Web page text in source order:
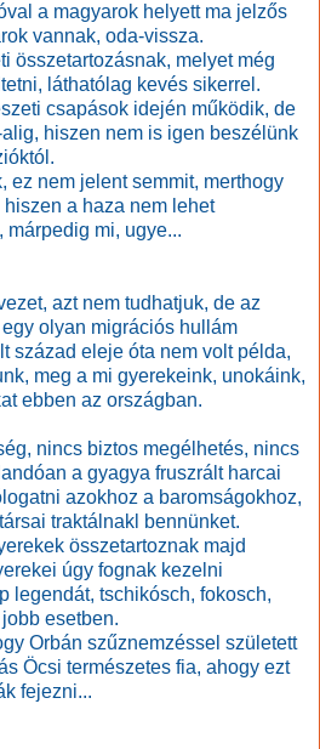
a magyarok helyett ma jelzős
vannak, oda-vissza.
összetartozásnak, melyet még
láthatólag kevés sikerrel.
csapások idején működik, de
hiszen nem is igen beszélünk
ez nem jelent semmit, merthogy
a haza nem lehet
mi, ugye...
azt nem tudhatjuk, de az
olyan migrációs hullám
század eleje óta nem volt példa,
meg a mi gyerekeink, unokáink,
ebben az országban.
nincs biztos megélhetés, nincs
a gyagya fruszrált harcai
azokhoz a baromságokhoz,
traktálnakl bennünket.
összetartoznak majd
úgy fognak kezelni
legendát, tschikósch, fokosch,
esetben.
Orbán szűznemzéssel született
Öcsi természetes fia, ahogy ezt
fejezni...